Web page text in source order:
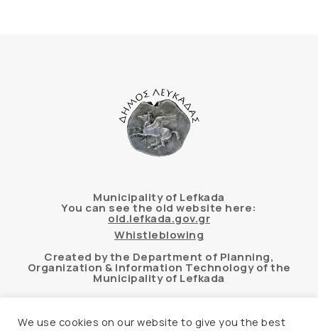
Municipality of Lefkada
You can see the old website here:
old.lefkada.gov.gr
Whistleblowing
Created by the Department of Planning,
Organization & Information Technology of the
Municipality of Lefkada
We use cookies on our website to give you the best